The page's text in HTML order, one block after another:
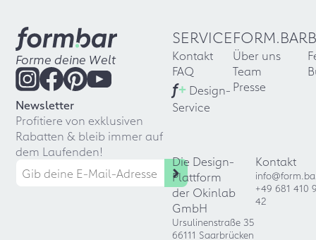
Forme deine Welt
Newsletter
Profitiere von exklusiven
Rabatten & bleib immer auf
dem Laufenden!
SERVICE
Kontakt
FAQ
f+ Design-
Service
FORM.BAR
Über uns
Team
Presse
Die Design-
Plattform
der Okinlab
GmbH
Ursulinenstraße 35
66111 Saarbrücken
Kontakt
+49 681 410
42